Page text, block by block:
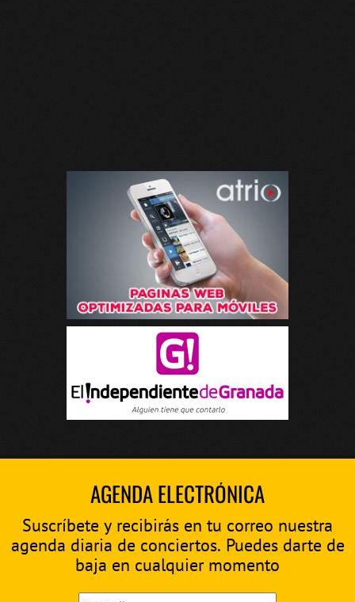
AGENDA ELECTRÓNICA
Suscríbete y recibirás en tu correo nuestra
agenda diaria de conciertos. Puedes darte de
baja en cualquier momento